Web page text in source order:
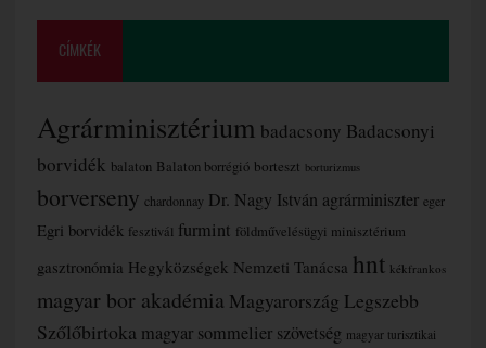
CÍMKÉK
Agrárminisztérium badacsony Badacsonyi
borvidék balaton Balaton borrégió borteszt borturizmus
borverseny chardonnay Dr. Nagy István agrárminiszter eger
Egri borvidék fesztivál furmint földművelésügyi minisztérium
gasztronómia Hegyközségek Nemzeti Tanácsa hnt kékfrankos
magyar bor akadémia Magyarország Legszebb
Szőlőbirtoka magyar sommelier szövetség magyar turisztikai